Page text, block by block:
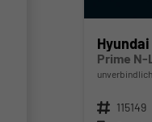
Prime N-
Fahrzeugnr. 115149